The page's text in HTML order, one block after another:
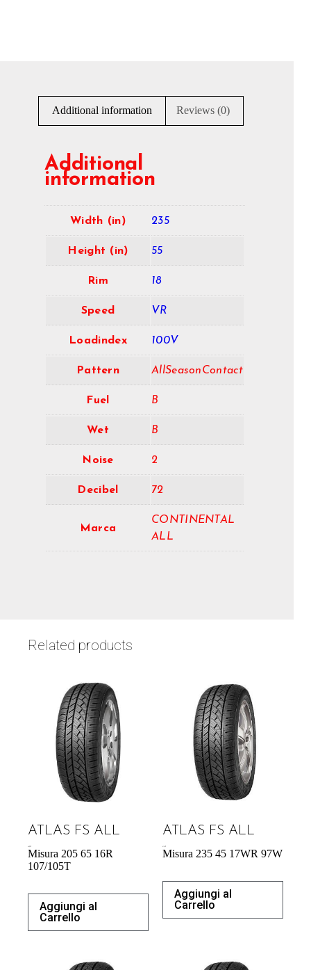
Additional information Reviews (0)
Additional
information
Width (in) 235
Height (in) 55
Rim 18
Speed VR
Loadindex 100V
Pattern AllSeasonContact
Fuel B
Wet B
Noise 2
Decibel 72
Marca
CONTINENTAL
ALL
Related products
ATLAS FS ALL
Misura 205 65 16R
107/105T
Aggiungi al
Carrello
ATLAS FS ALL
Misura 235 45 17WR 97W
Aggiungi al
Carrello